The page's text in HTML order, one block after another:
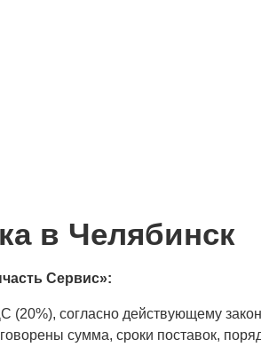
в Челябинск
Сервис»:
(20%), согласно действующему
сумма, сроки поставок,